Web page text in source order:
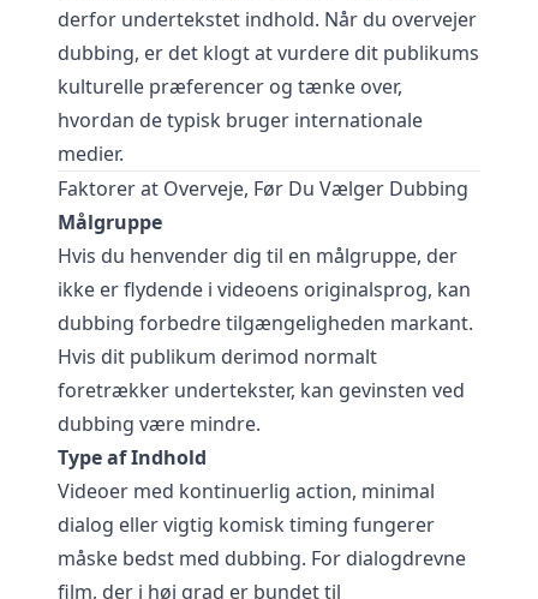
derfor undertekstet indhold. Når du overvejer
dubbing, er det klogt at vurdere dit publikums
kulturelle præferencer og tænke over,
hvordan de typisk bruger internationale
medier.
Faktorer at Overveje, Før Du Vælger Dubbing
Målgruppe
Hvis du henvender dig til en målgruppe, der
ikke er flydende i videoens originalsprog, kan
dubbing forbedre tilgængeligheden markant.
Hvis dit publikum derimod normalt
foretrækker undertekster, kan gevinsten ved
dubbing være mindre.
Type af Indhold
Videoer med kontinuerlig action, minimal
dialog eller vigtig komisk timing fungerer
måske bedst med dubbing. For dialogdrevne
film, der i høj grad er bundet til